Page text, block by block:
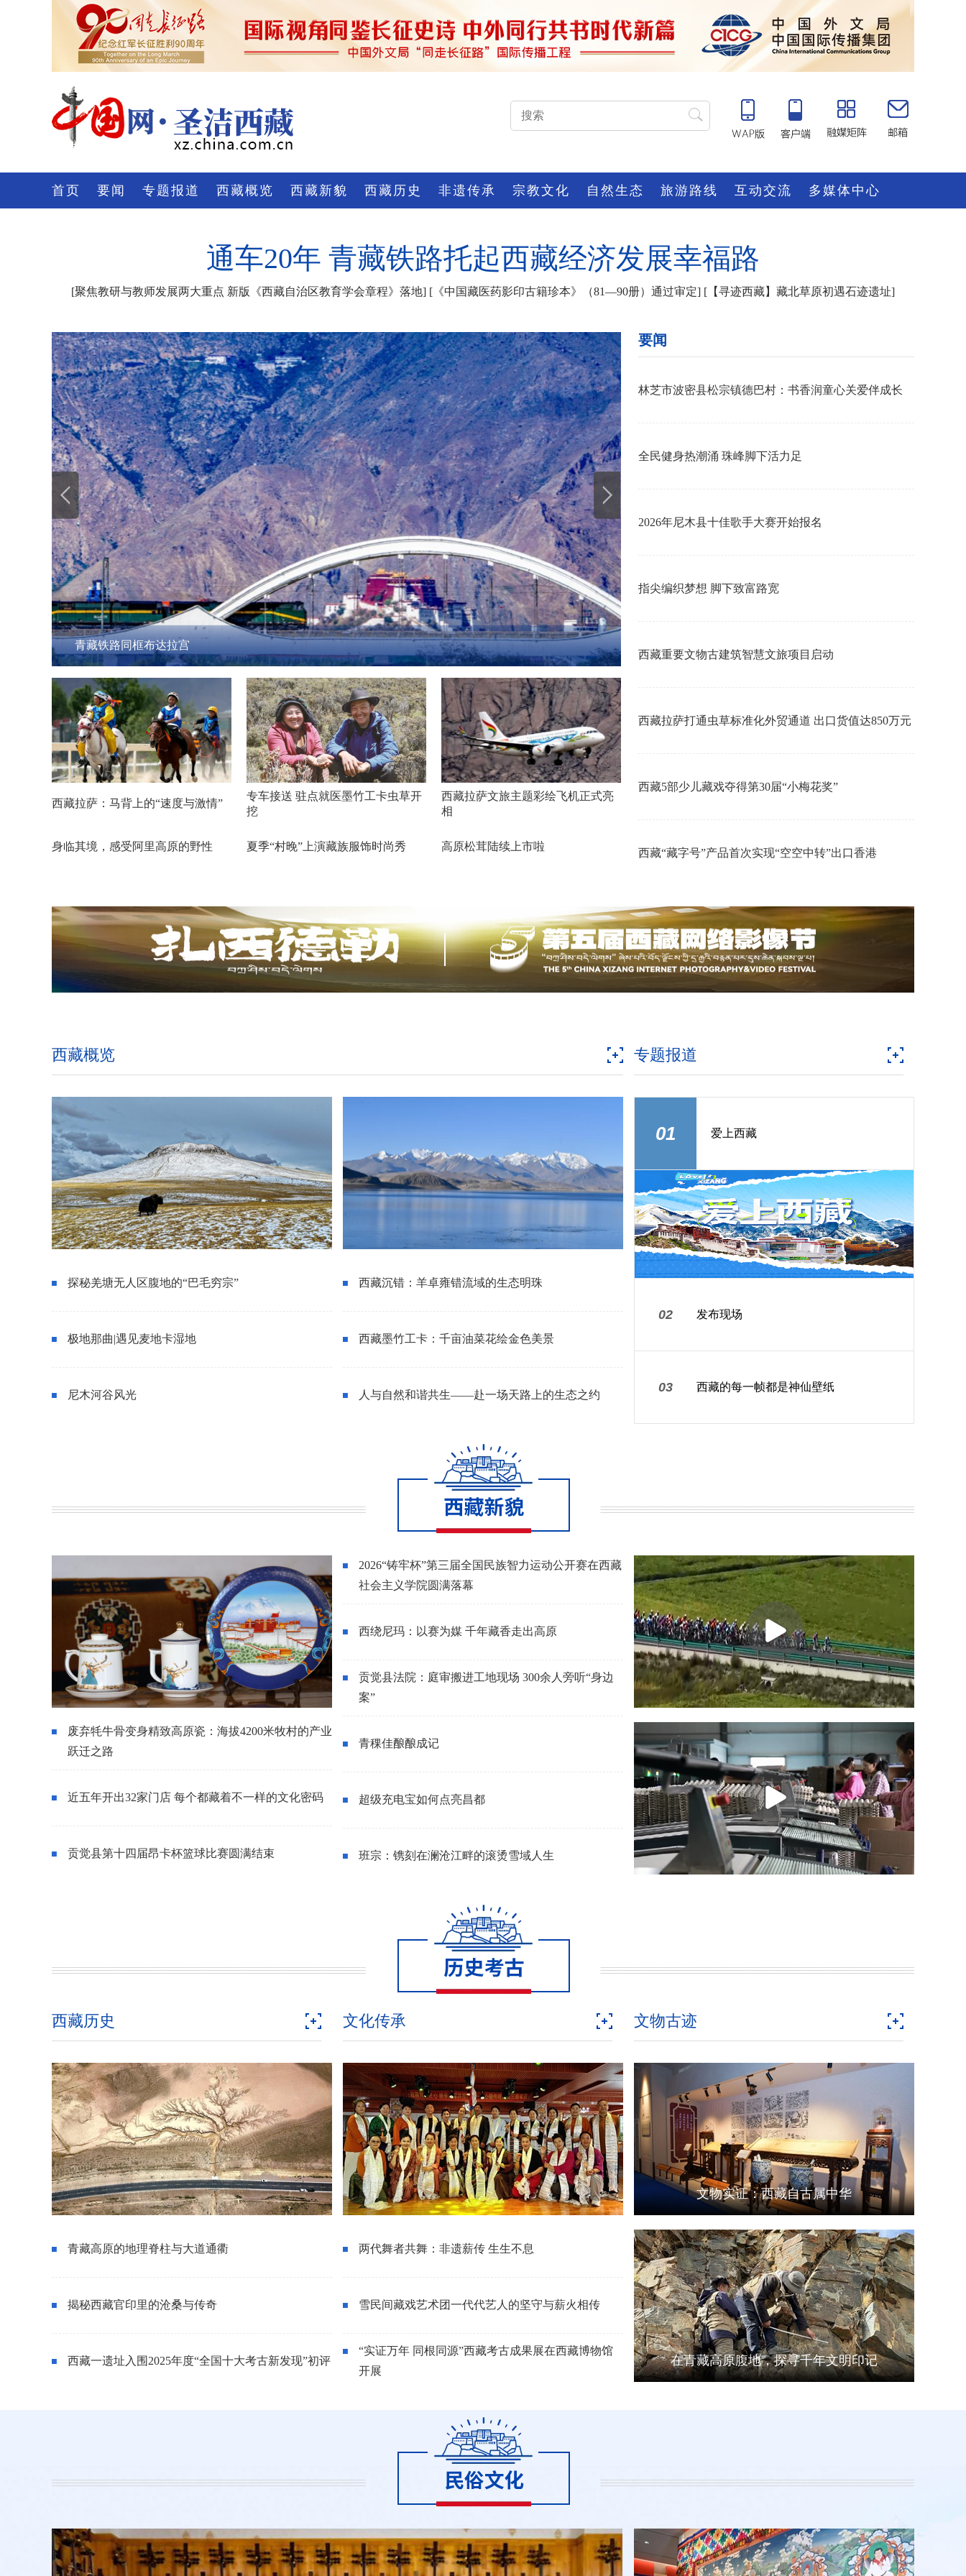
首页 要闻 专题报道 西藏概览 西藏新貌 西藏历史 非遗传承 宗教文化 自然生态 旅游路线 互动交流 多媒体中心
通车20年 青藏铁路托起西藏经济发展幸福路
[聚焦教研与教师发展两大重点 新版《西藏自治区教育学会章程》落地] [ 《中国藏医药影印古籍珍本》（81—90册）通过审定] [ 【寻迹西藏】藏北草原初遇石迹遗址]
雪域高原“三格毛”传承中国藏族服饰之美
西藏拉萨：马背上的“速度与激情”
专车接送 驻点就医墨竹工卡虫草开
挖
西藏拉萨文旅主题彩绘飞机正式亮
相
身临其境，感受阿里高原的野性 夏季“村晚”上演藏族服饰时尚秀 高原松茸陆续上市啦
要闻
林芝市波密县松宗镇德巴村：书香润童心关爱伴成长
全民健身热潮涌 珠峰脚下活力足
2026年尼木县十佳歌手大赛开始报名
指尖编织梦想 脚下致富路宽
西藏重要文物古建筑智慧文旅项目启动
西藏拉萨打通虫草标准化外贸通道 出口货值达850万元
西藏5部少儿藏戏夺得第30届“小梅花奖”
西藏“藏字号”产品首次实现“空空中转”出口香港
西藏概览
探秘羌塘无人区腹地的“巴毛穷宗”
极地那曲|遇见麦地卡湿地
尼木河谷风光
西藏沉错：羊卓雍错流域的生态明珠
西藏墨竹工卡：千亩油菜花绘金色美景
人与自然和谐共生——赴一场天路上的生态之约
专题报道
01 爱上西藏
02 发布现场
03 西藏的每一帧都是神仙壁纸
废弃牦牛骨变身精致高原瓷：海拔4200米牧村的产业
跃迁之路
近五年开出32家门店 每个都藏着不一样的文化密码
贡觉县第十四届昂卡杯篮球比赛圆满结束
2026“铸牢杯”第三届全国民族智力运动公开赛在西藏
社会主义学院圆满落幕
西绕尼玛：以赛为媒 千年藏香走出高原
贡觉县法院：庭审搬进工地现场 300余人旁听“身边
案”
青稞佳酿酿成记
超级充电宝如何点亮昌都
班宗：镌刻在澜沧江畔的滚烫雪域人生
西藏历史
青藏高原的地理脊柱与大道通衢
揭秘西藏官印里的沧桑与传奇
西藏一遗址入围2025年度“全国十大考古新发现”初评
文化传承
两代舞者共舞：非遗薪传 生生不息
雪民间藏戏艺术团一代代艺人的坚守与薪火相传
“实证万年 同根同源”西藏考古成果展在西藏博物馆
开展
文物古迹
文物实证：西藏自古属中华
在青藏高原腹地，探寻千年文明印记